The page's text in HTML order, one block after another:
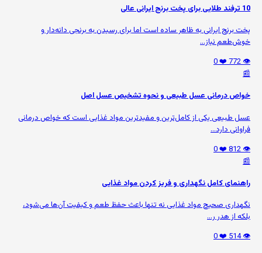
10 ترفند طلایی برای پخت برنج ایرانی عالی
پخت برنج ایرانی به ظاهر ساده است اما برای رسیدن به برنجی دانه‌دار و
خوش‌طعم نیاز...
👁️ 772
❤️ 0
📰
خواص درمانی عسل طبیعی و نحوه تشخیص عسل اصل
عسل طبیعی یکی از کامل‌ترین و مفیدترین مواد غذایی است که خواص درمانی
فراوانی دارد...
👁️ 812
❤️ 0
📰
راهنمای کامل نگهداری و فریز کردن مواد غذایی
نگهداری صحیح مواد غذایی نه تنها باعث حفظ طعم و کیفیت آن‌ها می‌شود،
بلکه از هدر ر...
👁️ 514
❤️ 0